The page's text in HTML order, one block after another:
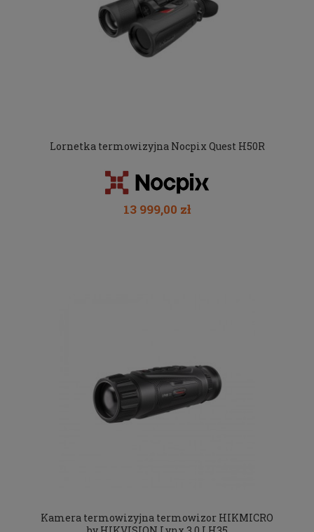
Lornetka termowizyjna Nocpix Quest H50R
13 999,00 zł
Kamera termowizyjna termowizor HIKMICRO